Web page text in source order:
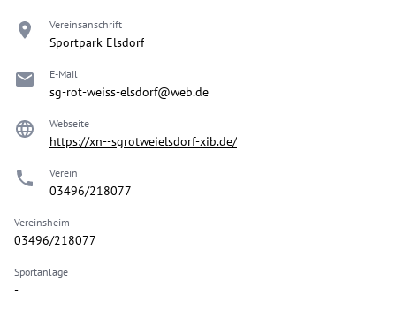
Vereinsanschrift
Sportpark Elsdorf
E-Mail
sg-rot-weiss-elsdorf@web.de
Webseite
https://xn--sgrotweielsdorf-xib.de/
Verein
03496/218077
Vereinsheim
03496/218077
Sportanlage
-